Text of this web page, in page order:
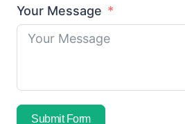
Your Message
Submit Form